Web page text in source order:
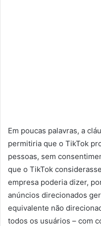
Em poucas palavras, a
permitiria que o TikTok
pessoas, sem
que o TikTok
empresa poderia dizer,
anúncios direcionados
equivalente não
todos os usuários – com